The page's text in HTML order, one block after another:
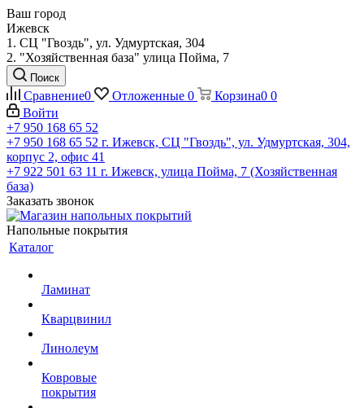
Ваш город
Ижевск
1. СЦ "Гвоздь", ул. Удмуртская, 304
2. "Хозяйственная база" улица Пойма, 7
Поиск
Сравнение0 Отложенные 0 Корзина0 0
Войти
+7 950 168 65 52
+7 950 168 65 52 г. Ижевск, СЦ "Гвоздь", ул. Удмуртская, 304,
корпус 2, офис 41
+7 922 501 63 11 г. Ижевск, улица Пойма, 7 (Хозяйственная
база)
Заказать звонок
Напольные покрытия
Каталог
Ламинат
Кварцвинил
Линолеум
Ковровые
покрытия